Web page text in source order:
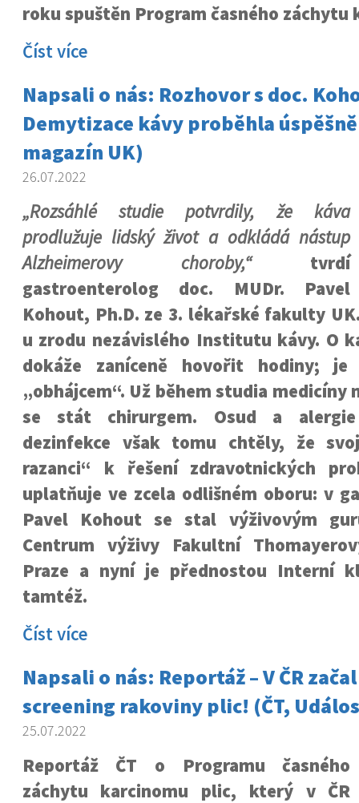
roku spuštěn Program časného záchytu
Číst více
Napsali o nás: Rozhovor s doc.
Demytizace kávy proběhla
magazín UK)
26.07.2022
„Rozsáhlé studie potvrdily, že káva
prodlužuje lidský život a odkládá nástup
Alzheimerovy choroby,“tvrdí
gastroenterolog doc. MUDr. Pavel
Kohout, Ph.D. ze 3. lékařské fakulty
u zrodu nezávislého Institutu kávy. O
dokáže zaníceně hovořit hodiny;
„obhájcem“. Už během studia medicíny
se stát chirurgem. Osud a alergie
dezinfekce však tomu chtěly, že
razanci“ k řešení zdravotnických
uplatňuje ve zcela odlišném oboru: v
Pavel Kohout se stal výživovým
Centrum výživy Fakultní
Praze a nyní je přednostou Interní
tamtéž.
Číst více
Napsali o nás: Reportáž – V ČR
screening rakoviny plic! (ČT,
25.07.2022
Reportáž ČT o Programu časného
záchytu karcinomu plic, který v ČR